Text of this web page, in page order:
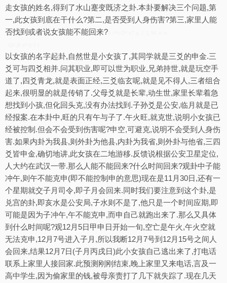
走女孩的姓名,得到了水山蹇变既济之卦.本卦要解决三个问题,第
一,此女孩到底在干什么?第二,是否受到人身伤害?第三,家里人能
否找到或者说女孩能不能回来?
以女孩的名字起卦,自然世是小女孩了,其同学就是三爻的申金.三
爻可与四爻相并.问其职业,即可以世为职业,兄弟持世,就是玩空手
道了,四爻青龙,就是表面正经,三爻临玄呢,就是见不得人,三者组合
起来,很明显的就是传销了.父母爻就是长辈,动生世,家里长辈着急
想找到小孩,但化回头克,没有办法找到.子孙爻是公安,临月就是已
经报案.在本卦中,旺的只有午与子了.午火旺,就克世,说明小女孩已
经被控制.但会不会受到伤害呢?申空,可避克,说明不会受到人身伤
害.如果内卦为我县,则外卦为他县,内卦为我省,则外卦与他省,三四
爻皆申金,确切地讲,此女孩在二地游移.反馈说根据公安卫星定位,
人大约在武汉一带.那么人能不能回来?什么时间回来?观卦中子能
冲午,则午不能克申(即不能控制申的意思)现在是11月30日,还有一
个星期就交子月司令,即子月会回来.同时我们要注意到这个卦,是
兑宫的卦,即亥水是公安局,子水则不是了,他只是一个时间应期,即
可能是因为子冲午,午不能克申,而申自己就跑出来了.那么又具体
到什么时间呢?观12月5日甲申日开始一旬,空亡是午火,午火空就
无法克申,12月7号进入子月,所以我断12月7号到12月15号之间人
会回来,结果12月7日(子月丙戌日)此小女孩自己逃出来了,打电话
联系上家里人接回家.此预测刚刚结束,晚上家里又来电话,言及一
高中学生,因为偷家里的钱,被母亲责打了几下就失踪了.现在几天